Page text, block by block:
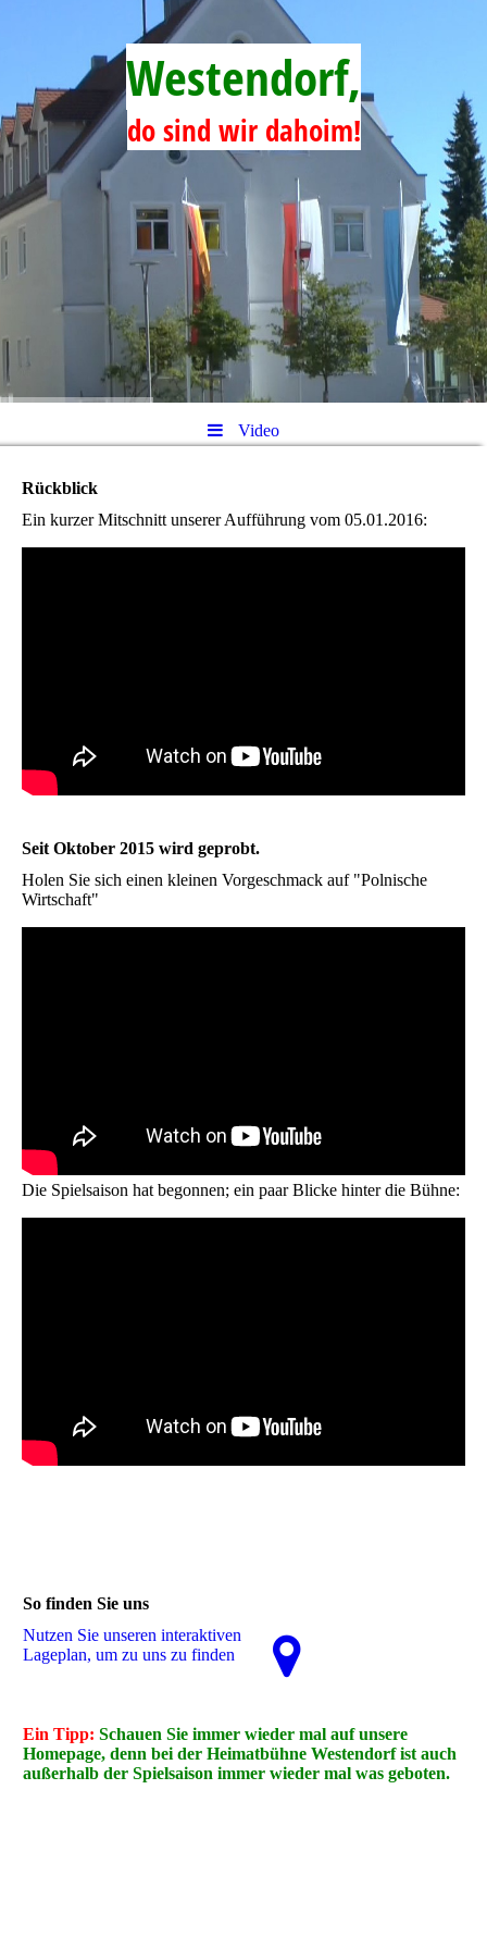
Westendorf,
do sind wir dahoim!
Video
Rückblick
Ein kurzer Mitschnitt unserer Aufführung vom 05.01.2016:
Seit Oktober 2015 wird geprobt.
Holen Sie sich einen kleinen Vorgeschmack auf "Polnische
Wirtschaft"
Die Spielsaison hat begonnen; ein paar Blicke hinter die Bühne:
So finden Sie uns
Nutzen Sie unseren interaktiven
La­ge­plan, um zu uns zu finden
Ein Tipp: Schauen Sie immer wieder mal auf unsere
Homepage, denn bei der Heimatbühne Westendorf ist auch
außerhalb der Spielsaison immer wieder mal was geboten.